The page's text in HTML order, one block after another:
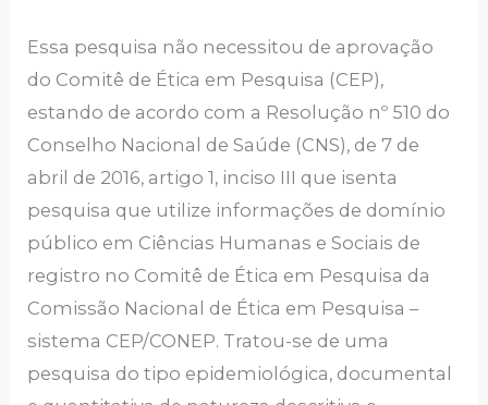
Essa pesquisa não necessitou de aprovação
do Comitê de Ética em Pesquisa (CEP),
estando de acordo com a Resolução nº 510 do
Conselho Nacional de Saúde (CNS), de 7 de
abril de 2016, artigo 1, inciso III que isenta
pesquisa que utilize informações de domínio
público em Ciências Humanas e Sociais de
registro no Comitê de Ética em Pesquisa da
Comissão Nacional de Ética em Pesquisa –
sistema CEP/CONEP. Tratou-se de uma
pesquisa do tipo epidemiológica, documental